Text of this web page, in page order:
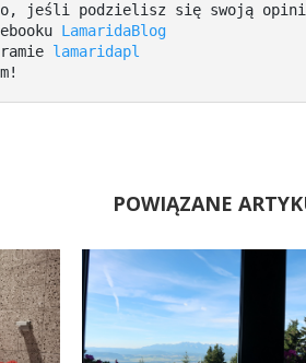
jeśli podzielisz się swoją
LamaridaBlog
lamaridapl
POWIĄZANE